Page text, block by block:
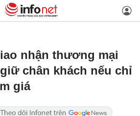
nhận thương mại
chân khách nếu chỉ
giá